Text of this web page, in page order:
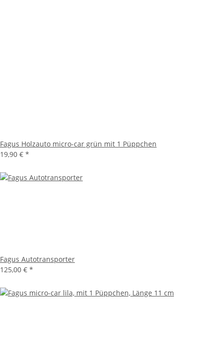
Fagus Holzauto micro-car grün mit 1 Püppchen
19,90 € *
Fagus Autotransporter
125,00 € *